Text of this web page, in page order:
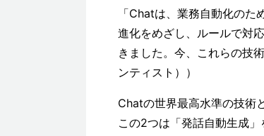
「Chatは、業務自動化の
進化をめざし、ルールで対
きました。今、これらの技
ンティスト））
Chatの世界最高水準の技術
この2つは「発話自動生成